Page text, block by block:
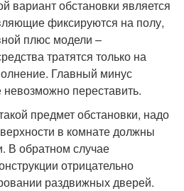
вариант обстановки является
фиксируются на полу,
плюс модели –
тратятся только на
Главный минус
переставить.
предмет обстановки, надо
в комнате должны
В обратном случае
отрицательно
раздвижных дверей.